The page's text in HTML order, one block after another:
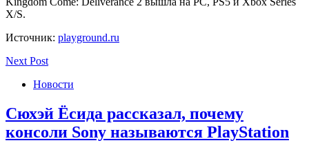
X/S.
Источник: playground.ru
Next Post
Новости
Сюхэй Ёсида рассказал, почему
консоли Sony называются PlayStation